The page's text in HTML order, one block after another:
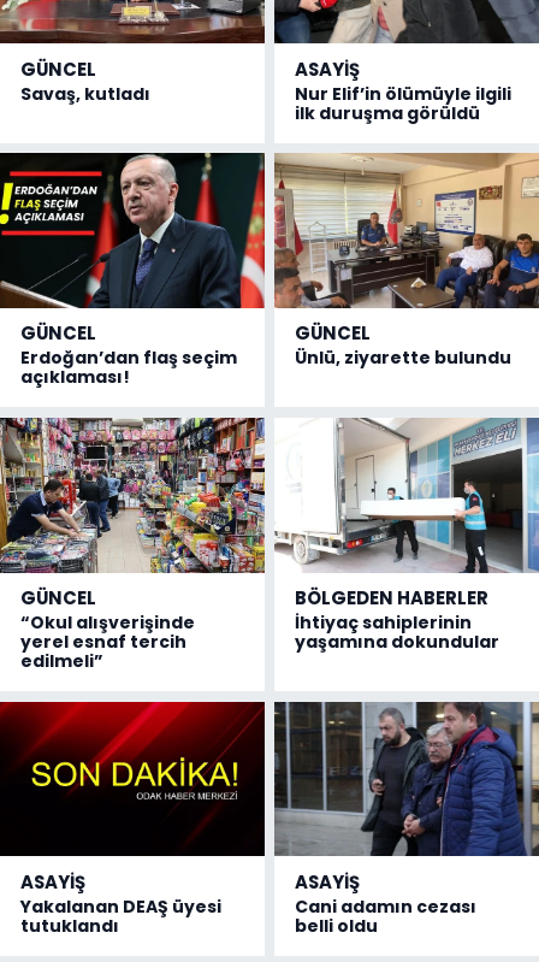
GÜNCEL
Savaş, kutladı
ASAYİŞ
Nur Elif’in ölümüyle ilgili
ilk duruşma görüldü
GÜNCEL
Erdoğan’dan flaş seçim
açıklaması!
GÜNCEL
Ünlü, ziyarette bulundu
GÜNCEL
“Okul alışverişinde
yerel esnaf tercih
edilmeli”
BÖLGEDEN HABERLER
İhtiyaç sahiplerinin
yaşamına dokundular
ASAYİŞ
Yakalanan DEAŞ üyesi
tutuklandı
ASAYİŞ
Cani adamın cezası
belli oldu